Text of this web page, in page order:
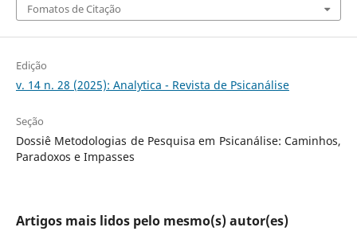
Fomatos de Citação
Edição
v. 14 n. 28 (2025): Analytica - Revista de Psicanálise
Seção
Dossiê Metodologias de Pesquisa em Psicanálise: Caminhos,
Paradoxos e Impasses
Artigos mais lidos pelo mesmo(s) autor(es)